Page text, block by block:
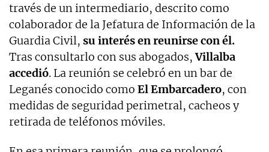
través de un intermediario, descrito como
colaborador de la Jefatura de Información de la
Guardia Civil, su interés en reunirse con él.
Tras consultarlo con sus abogados,Villalba
accedió. La reunión se celebró en un bar de
Leganés conocido como El Embarcadero, con
medidas de seguridad perimetral, cacheos y
retirada de teléfonos móviles.